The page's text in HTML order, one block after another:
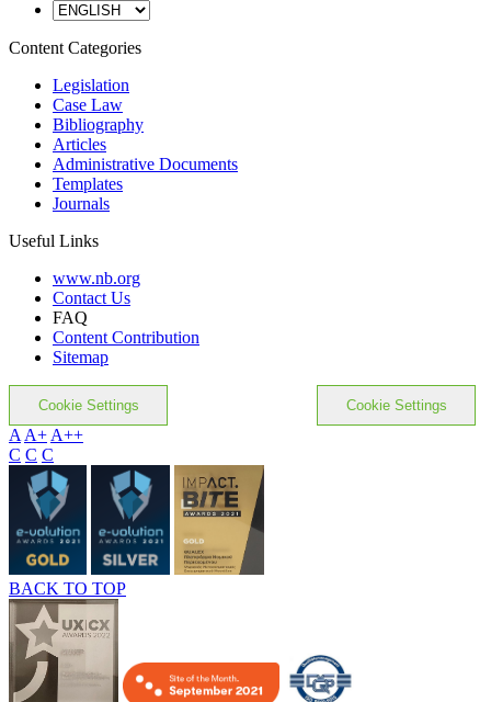
Content Categories
Legislation
Case Law
Bibliography
Articles
Administrative Documents
Templates
Journals
Useful Links
www.nb.org
Contact Us
FAQ
Content Contribution
Sitemap
Cookie Settings Cookie Settings
AA+A++
C C C
BACK TO TOP